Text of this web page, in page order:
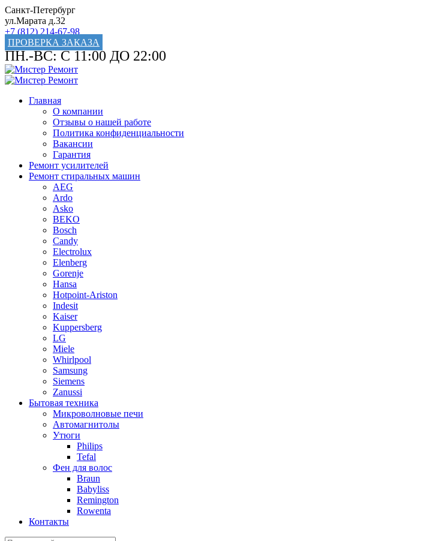
Санкт-Петербург
ул.Марата д.32
+7 (812) 214-67-98
ПРОВЕРКА ЗАКАЗА
ПН.-ВС: С 11:00 ДО 22:00
Главная
О компании
Отзывы о нашей работе
Политика конфиденциальности
Вакансии
Гарантия
Ремонт усилителей
Ремонт стиральных машин
AEG
Ardo
Asko
BEKO
Bosch
Candy
Electrolux
Elenberg
Gorenje
Hansa
Hotpoint-Ariston
Indesit
Kaiser
Kuppersberg
LG
Miele
Whirlpool
Samsung
Siemens
Zanussi
Бытовая техника
Микроволновые печи
Автомагнитолы
Утюги
Philips
Tefal
Фен для волос
Braun
Babyliss
Remington
Rowenta
Контакты